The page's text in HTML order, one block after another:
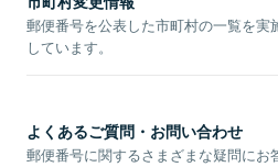
郵便番号を公表した市町村の一覧を実
しています。
よくあるご質問・お問い合わせ
郵便番号に関するさまざまな疑問にお